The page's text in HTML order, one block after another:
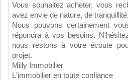
Vous souhaitez acheter, vous
avez envie de nature, de
Nous pouvons certainement
répondra à vos besoins.
nous restons à votre écoute
projet.
Milly Immobilier
L'immobilier en toute confiance